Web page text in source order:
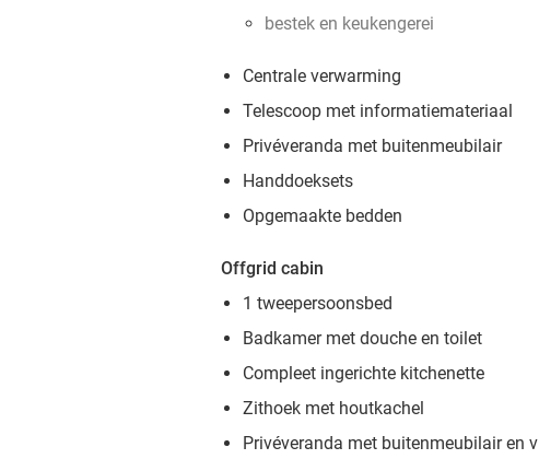
bestek en keukengerei
Centrale verwarming
Telescoop met informatiemateriaal
Privéveranda met buitenmeubilair
Handdoeksets
Opgemaakte bedden
Offgrid cabin
1 tweepersoonsbed
Badkamer met douche en toilet
Compleet ingerichte kitchenette
Zithoek met houtkachel
Privéveranda met buitenmeubilair en